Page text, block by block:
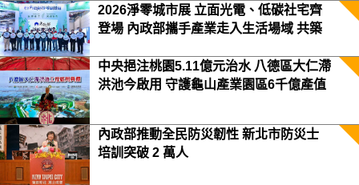
2026淨零城市展 立面光電、低碳社宅齊
登場 內政部攜手產業走入生活場域 共築
中央挹注桃園5.11億元治水 八德區大仁滯
洪池今啟用 守護龜山產業園區6千億產值
內政部推動全民防災韌性 新北市防災士
培訓突破 2 萬人